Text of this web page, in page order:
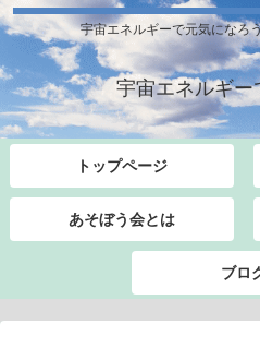
宇宙エネルギーで元気になろ
宇宙エネルギー
トップページ
あそぼう会とは
ブロ